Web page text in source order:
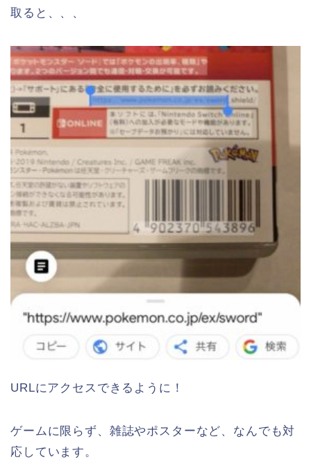
取ると、、、
URLにアクセスできるように！
ゲームに限らず、雑誌やポスターなど、なんでも対
応しています。